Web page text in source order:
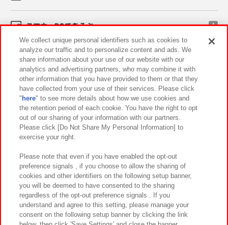
スマホ・PCであそぶ
イベント・キャンペーン
関連会社 サステナビリティ サイトポリシー
プライバシーポリシー ウェブアクセシビリティ方針と検証結果
お取引先さまとともに
カスタマーハラスメント対応方針 よくあるご質問・お問い合わせ
We collect unique personal identifiers such as cookies to
analyze our traffic and to personalize content and ads. We
share information about your use of our website with our
analytics and advertising partners, who may combine it with
other information that you have provided to them or that they
have collected from your use of their services. Please click
" here" to see more details about how we use cookies and
the retention period of each cookie. You have the right to opt
out of our sharing of your information with our partners.
Please click [Do Not Share My Personal Information] to
exercise your right.
Please note that even if you have enabled the opt-out
preference signals , if you choose to allow the sharing of
cookies and other identifiers on the following setup banner,
you will be deemed to have consented to the sharing
regardless of the opt-out preference signals . If you
understand and agree to this setting, please manage your
consent on the following setup banner by clicking the link